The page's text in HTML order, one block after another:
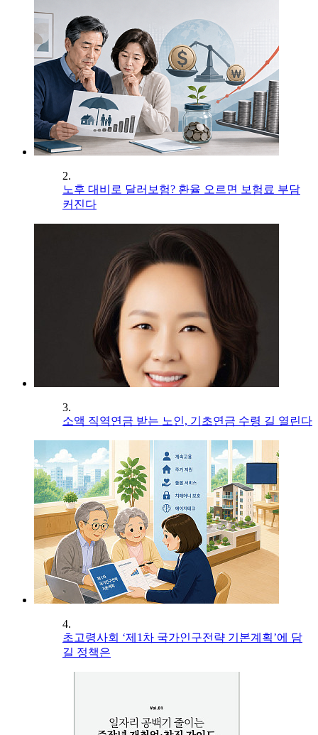
2.
노후 대비로 달러보험? 환율 오르면 보험료 부담
커진다
3.
소액 직역연금 받는 노인, 기초연금 수령 길 열린다
4.
초고령사회 ‘제1차 국가인구전략 기본계획’에 담
길 정책은